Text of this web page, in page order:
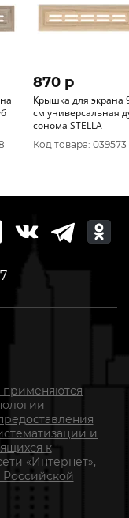
870 p
Крышка для экрана
см универсальная
сонома STELLA
Код товара: 039573
и
к
«Интернет»,